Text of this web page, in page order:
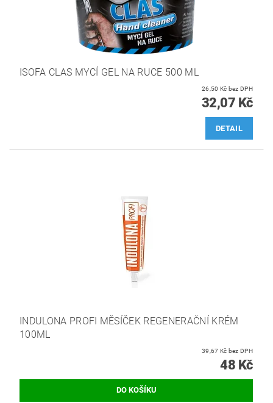
ISOFA CLAS MYCÍ GEL NA RUCE 500 ML
26,50 Kč bez DPH
32,07 Kč
DETAIL
INDULONA PROFI MĚSÍČEK REGENERAČNÍ KRÉM
100ML
39,67 Kč bez DPH
48 Kč